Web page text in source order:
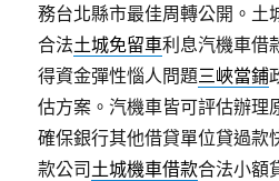
務台北縣市最佳周轉公開。土
合法土城免留車利息汽機車借
得資金彈性惱人問題三峽當鋪
估方案。汽機車皆可評估辦理
確保銀行其他借貸單位貸過款
款公司 土城機車借款合法小額